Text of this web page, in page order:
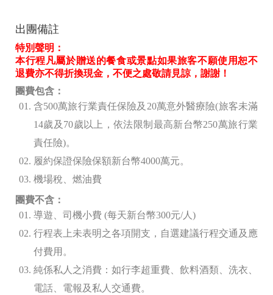
出團備註
特別聲明：
本行程凡屬於贈送的餐食或景點如果旅客不願使用恕不
退費亦不得折換現金，不便之處敬請見諒，謝謝！
團費包含：
含500萬旅行業責任保險及20萬意外醫療險(旅客未滿
14歲及70歲以上，依法限制最高新台幣250萬旅行業
責任險)。
履約保證保險保額新台幣4000萬元。
機場稅、燃油費
團費不含：
導遊、司機小費 (每天新台幣300元/人)
行程表上未表明之各項開支，自選建議行程交通及應
付費用。
純係私人之消費：如行李超重費、飲料酒類、洗衣、
電話、電報及私人交通費。